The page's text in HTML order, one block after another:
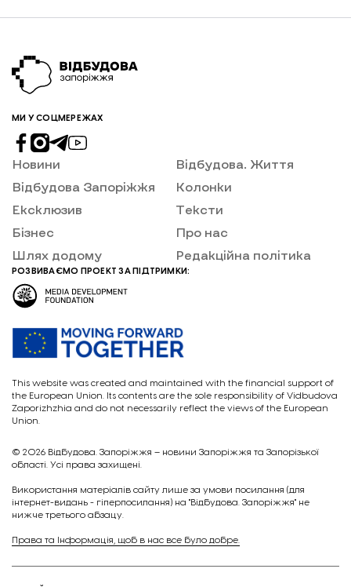
на дані тендеру. За попередньою інформацією,
93 млн гривень й становить нині 181 млн грн. Варто
зауважити, […]
МИ У СОЦМЕРЕЖАХ
Новини
Відбудова Запоріжжя
Ексклюзив
Бізнес
Шлях додому
Відбудова. Життя
Колонки
Тексти
Про нас
Редакційна політика
РОЗВИВАЄМО ПРОЕКТ ЗА ПІДТРИМКИ:
This website was created and maintained with the financial support of
the European Union. Its contents are the sole responsibility of Vidbudova
Zaporizhzhia and do not necessarily reflect the views of the European
Union.
© 2026 Відбудова. Запоріжжя – новини Запоріжжя та Запорізької
області. Усі права захищені.
Викориcтання матеріалів сайту лише за умови посилання (для
інтернет-видань - гіперпосилання) на "Відбудова. Запоріжжя" не
нижче третього абзацу.
Права та Інформація, щоб в нас все було добре.